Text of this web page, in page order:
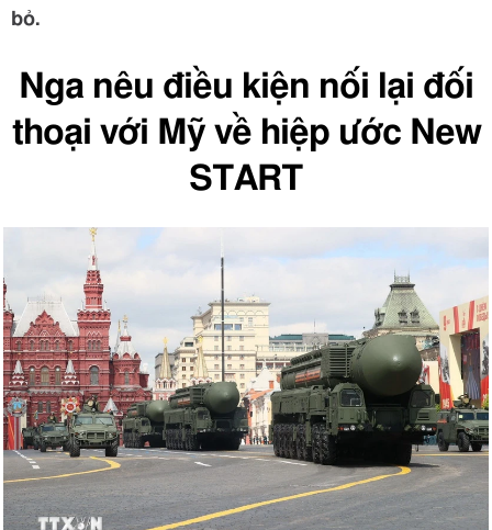
bỏ.
Nga nêu điều kiện nối lại đối
thoại với Mỹ về hiệp ước New
START